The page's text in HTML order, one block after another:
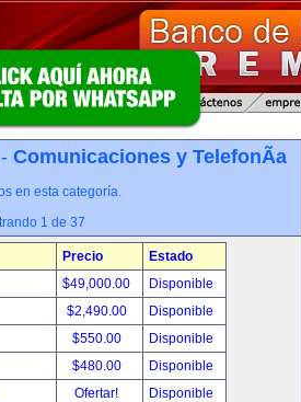
Comunicaciones y TelefonÃ­a
en esta categoría.
1 de 37
Precio
Estado
$49,000.00
Disponible
$2,490.00
Disponible
$550.00
Disponible
$480.00
Disponible
Ofertar!
Disponible